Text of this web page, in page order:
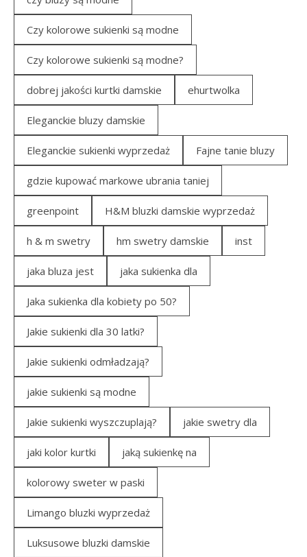
Czy kolorowe sukienki są modne
Czy kolorowe sukienki są modne?
dobrej jakości kurtki damskie ehurtwolka
Eleganckie bluzy damskie
Eleganckie sukienki wyprzedaż Fajne tanie bluzy
gdzie kupować markowe ubrania taniej
greenpoint H&M bluzki damskie wyprzedaż
h & m swetry hm swetry damskie inst
jaka bluza jest jaka sukienka dla
Jaka sukienka dla kobiety po 50?
Jakie sukienki dla 30 latki?
Jakie sukienki odmładzają?
jakie sukienki są modne
Jakie sukienki wyszczuplają? jakie swetry dla
jaki kolor kurtki jaką sukienkę na
kolorowy sweter w paski
Limango bluzki wyprzedaż
Luksusowe bluzki damskie